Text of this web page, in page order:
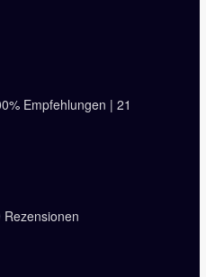
% Empfehlungen | 21
Rezensionen